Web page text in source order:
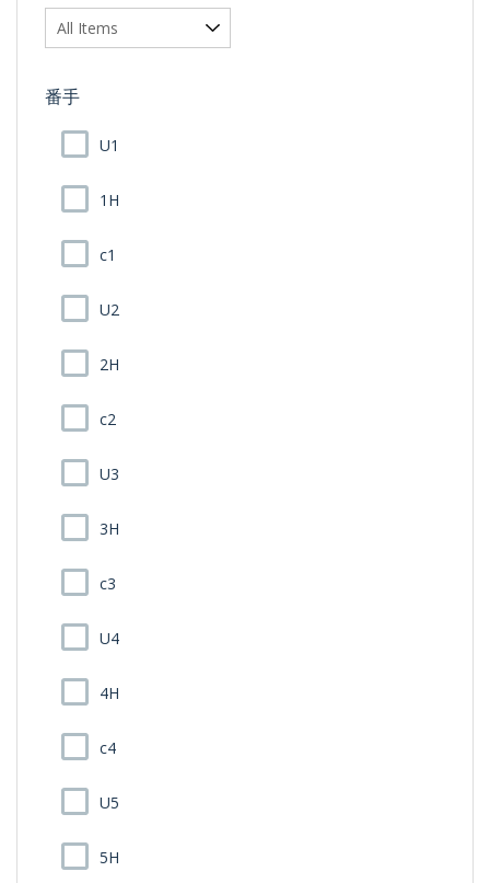
番手
U1
1H
c1
U2
2H
c2
U3
3H
c3
U4
4H
c4
U5
5H